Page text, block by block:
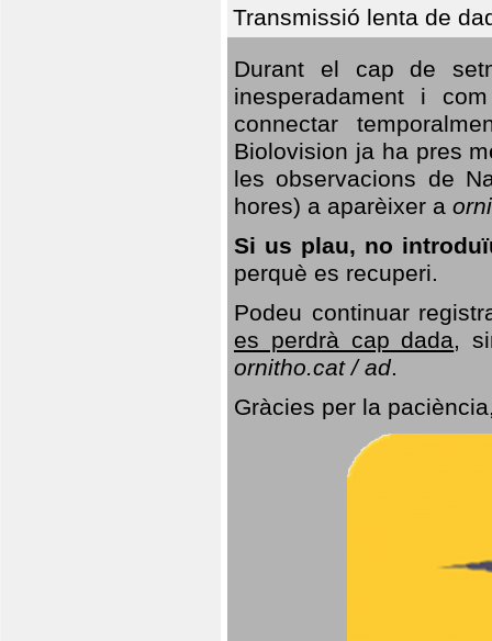
Transmissió lenta de
Durant el cap de
inesperadament i
connectar
Biolovision ja ha pres
les observacions de
hores) a aparèixer a
Si us plau, no
perquè es recuperi.
Podeu continuar
es perdrà cap dada,
ornitho.cat / ad.
Gràcies per la